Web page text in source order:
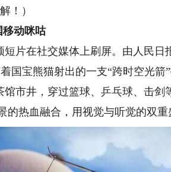
！）
移动咪咕
在社交媒体上刷屏。由人民日
国宝熊猫射出的一支“跨时空光箭
市井，穿过篮球、乒乓球、击
热血融合，用视觉与听觉的双重